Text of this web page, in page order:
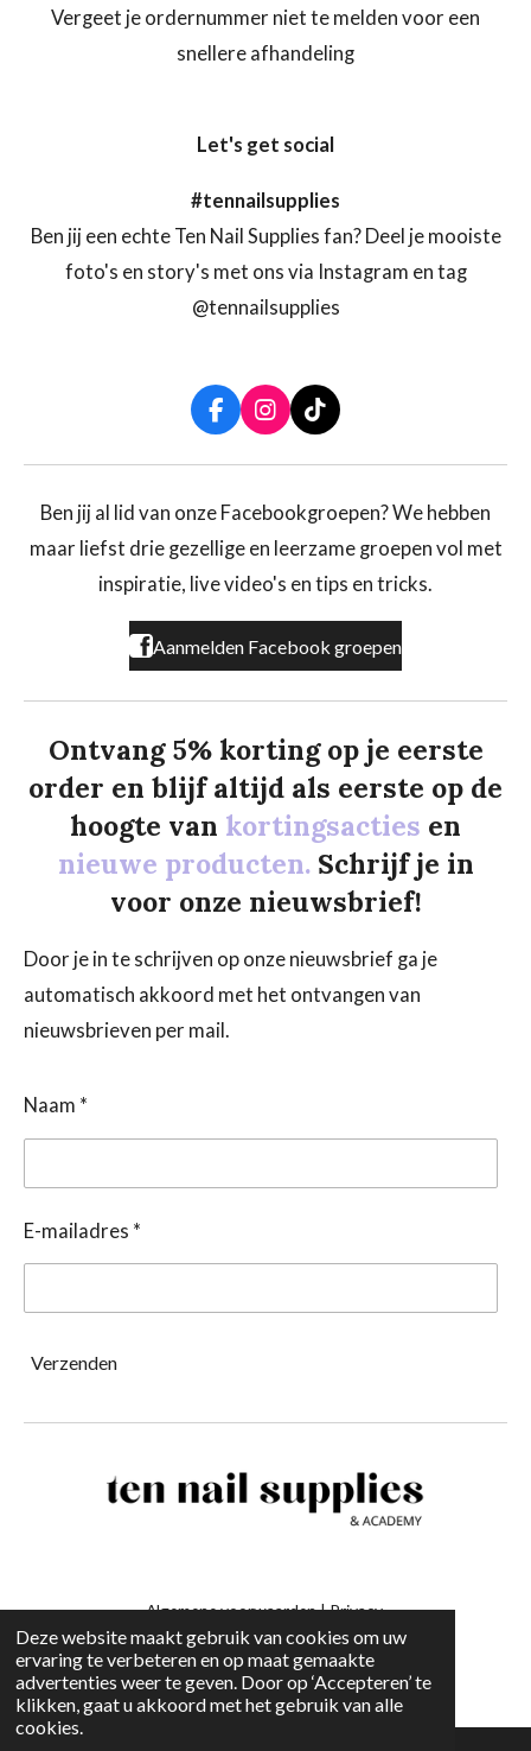
Deze website maakt gebruik van cookies om uw
ervaring te verbeteren en op maat gemaakte
advertenties weer te geven. Door op ‘Accepteren’ te
klikken, gaat u akkoord met het gebruik van alle
cookies.
Vergeet je ordernummer niet te melden voor een
snellere afhandeling
Let's get social
#tennailsupplies
Ben jij een echte Ten Nail Supplies fan? Deel je mooiste
foto's en story's met ons via Instagram en tag
@tennailsupplies
F
a
c
b
o
k
I
n
s
a
r
a
T
i
k
o
Ben jij al lid van onze Facebookgroepen? We hebben
maar liefst drie gezellige en leerzame groepen vol met
inspiratie, live video's en tips en tricks.
Aanmelden Facebook groepen
Ontvang 5% korting op je eerste
order en blijf altijd als eerste op de
hoogte van kortingsacties en
nieuwe producten. Schrijf je in
voor onze nieuwsbrief!
Door je in te schrijven op onze nieuwsbrief ga je
automatisch akkoord met het ontvangen van
nieuwsbrieven per mail.
Naam *
E-mailadres *
Verzenden
Algemene voorwaarden|Privacy
-